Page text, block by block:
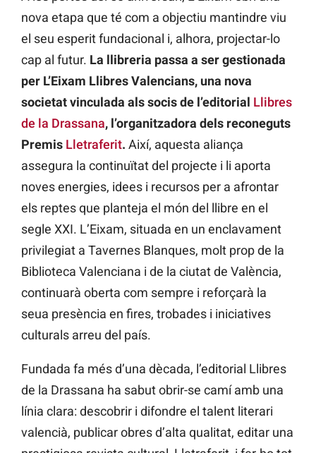
nova etapa que té com a objectiu mantindre viu
el seu esperit fundacional i, alhora, projectar-lo
cap al futur. La llibreria passa a ser gestionada
per L’Eixam Llibres Valencians, una nova
societat vinculada als socis de l’editorial Llibres
de la Drassana, l’organitzadora dels reconeguts
Premis Lletraferit. Així, aquesta aliança
assegura la continuïtat del projecte i li aporta
noves energies, idees i recursos per a afrontar
els reptes que planteja el món del llibre en el
segle XXI. L’Eixam, situada en un enclavament
privilegiat a Tavernes Blanques, molt prop de la
Biblioteca Valenciana i de la ciutat de València,
continuarà oberta com sempre i reforçarà la
seua presència en fires, trobades i iniciatives
culturals arreu del país.
Fundada fa més d’una dècada, l’editorial Llibres
de la Drassana ha sabut obrir-se camí amb una
línia clara: descobrir i difondre el talent literari
valencià, publicar obres d’alta qualitat, editar una